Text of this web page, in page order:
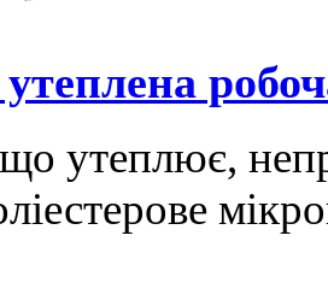
утеплює,